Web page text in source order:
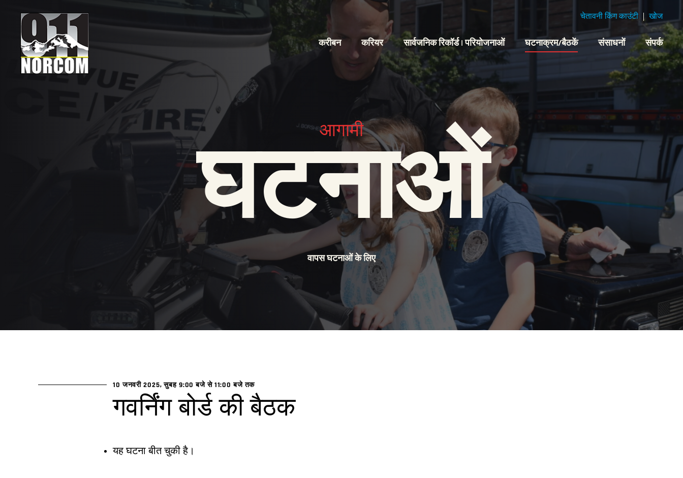
करीबन करियर सार्वजनिक रिकॉर्ड | परियोजनाओं घटनाक्रम/बैठकें संसाधनों संपर्क
चेतावनी किंग काउंटी खोज
आगामी
घटनाओं
वापस घटनाओं के लिए
10 जनवरी 2025, सुबह 9:00 बजे से 11:00 बजे तक
गवर्निंग बोर्ड की बैठक
यह घटना बीत चुकी है।